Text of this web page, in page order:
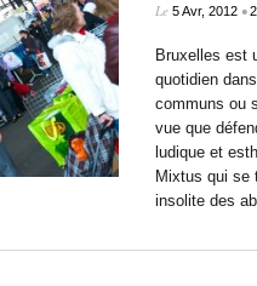
Le 5 Avr, 2012 •
Bruxelles est
quotidien
communs ou
vue que
ludique et
Mixtus qui se
insolite des